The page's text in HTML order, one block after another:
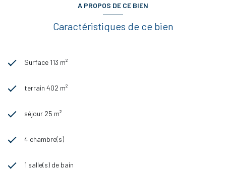
A PROPOS DE CE BIEN
Caractéristiques de ce bien
Surface 113 m²
terrain 402 m²
séjour 25 m²
4 chambre(s)
1 salle(s) de bain